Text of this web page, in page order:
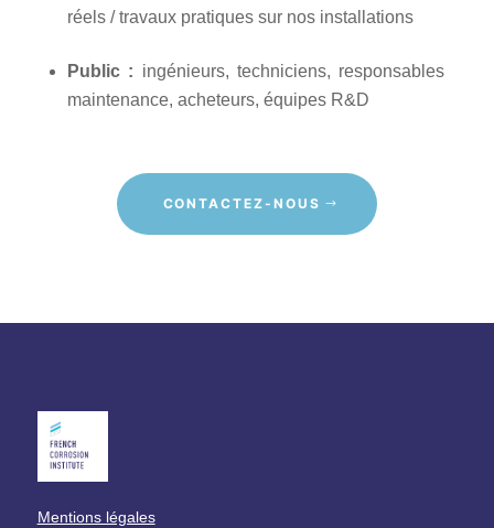
réels / travaux pratiques sur nos installations
Public : ingénieurs, techniciens, responsables
maintenance, acheteurs, équipes R&D
CONTACTEZ-NOUS
Mentions légales